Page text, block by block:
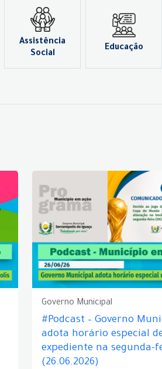
Assistência
Social
Educação
Governo Municipal
#Podcast – Governo
adota horário especial
expediente na segunda-
(26.06.2026)